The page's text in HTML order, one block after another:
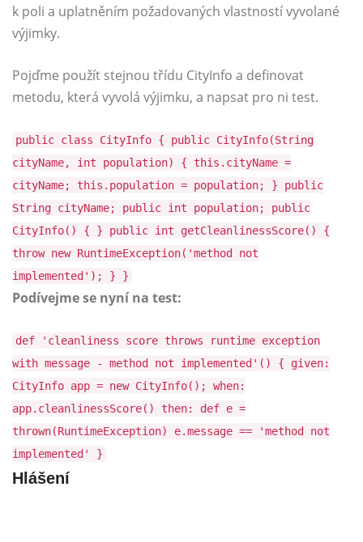
k poli a uplatněním požadovaných vlastností vyvolané
výjimky.
Pojďme použít stejnou třídu CityInfo a definovat
metodu, která vyvolá výjimku, a napsat pro ni test.
public class CityInfo { public CityInfo(String
cityName, int population) { this.cityName =
cityName; this.population = population; } public
String cityName; public int population; public
CityInfo() { } public int getCleanlinessScore() {
throw new RuntimeException('method not
implemented'); } }
Podívejme se nyní na test:
def 'cleanliness score throws runtime exception
with message - method not implemented'() { given:
CityInfo app = new CityInfo(); when:
app.cleanlinessScore() then: def e =
thrown(RuntimeException) e.message == 'method not
implemented' }
Hlášení